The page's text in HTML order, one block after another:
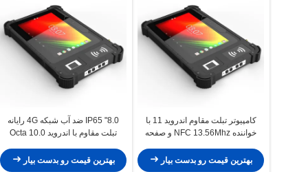
کامپیوتر تبلت مقاوم اندروید 11 با
خواننده NFC 13.56Mhz و صفحه
صنعتی
بهترین قیمت رو بدست بیار
8.0" IP65 ضد آب شبکه 4G رایانه
تبلت مقاوم با اندروید 10.0 Octa
بهترین قیمت رو بدست بیار